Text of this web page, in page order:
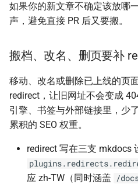
如果你的新文章不确定该放哪
声，避免直接 PR 后又要搬。
搬档、改名、删页要补
移动、改名或删除已上线的页
redirect，让旧网址不会变成
引擎、书签与外部链接里，少
累积的 SEO 权重。
redirect 写在三支 mkdocs
应 zh-TW（同时涵盖
/